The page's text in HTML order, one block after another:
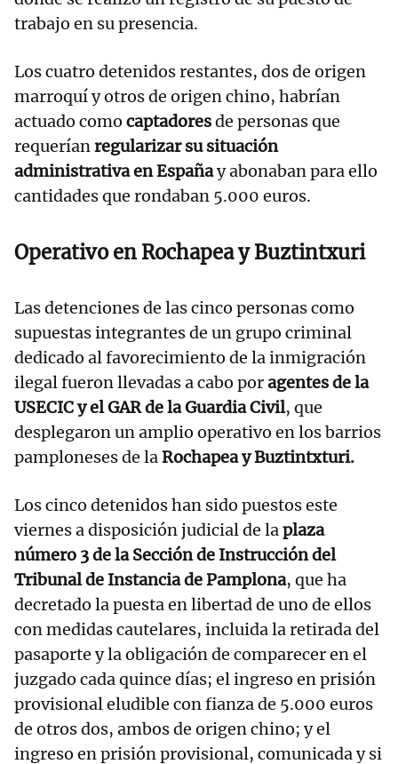
trabajo en su presencia.
Los cuatro detenidos restantes, dos de origen
marroquí y otros de origen chino, habrían
actuado como captadoresde personas que
requeríanregularizar su situación
administrativa en Españay abonaban para ello
cantidades que rondaban 5.000 euros.
Operativo en Rochapea y Buztintxuri
Las detenciones de las cinco personas como
supuestas integrantes de un grupo criminal
dedicado al favorecimiento de la inmigración
ilegal fueron llevadas a cabo poragentes de la
USECIC y el GAR de la Guardia Civil, que
desplegaron un amplio operativo en los barrios
pamploneses de laRochapea y Buztintxturi.
Los cinco detenidos han sido puestos este
viernes a disposición judicial de laplaza
número 3 de la Sección de Instrucción del
Tribunal de Instancia de Pamplona, que ha
decretado la puesta en libertad de uno de ellos
con medidas cautelares, incluida la retirada del
pasaporte y la obligación de comparecer en el
juzgado cada quince días; el ingreso en prisión
provisional eludible con fianza de 5.000 euros
de otros dos, ambos de origen chino; y el
ingreso en prisión provisional, comunicada y si